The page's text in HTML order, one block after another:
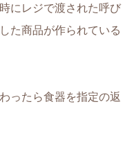
にレジで渡された呼び
た商品が作られている
ったら食器を指定の返